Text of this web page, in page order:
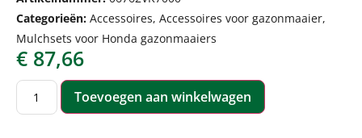
Categorieën: Accessoires, Accessoires voor gazonmaaier,
Mulchsets voor Honda gazonmaaiers
€ 87,66
Toevoegen aan winkelwagen